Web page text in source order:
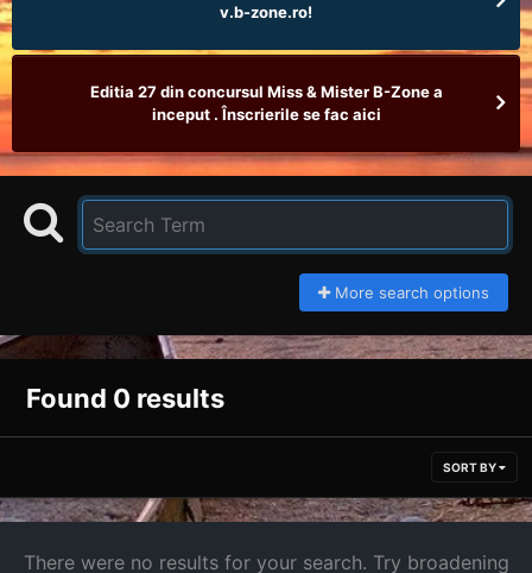
v.b-zone.ro!
Editia 27 din concursul Miss & Mister B-Zone a
inceput . Înscrierile se fac aici
More search options
Found 0 results
SORT BY
There were no results for your search. Try broadening